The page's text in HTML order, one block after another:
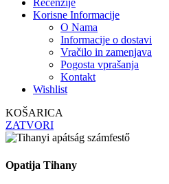
Recenzije
Korisne Informacije
O Nama
Informacije o dostavi
Vračilo in zamenjava
Pogosta vprašanja
Kontakt
Wishlist
KOŠARICA
ZATVORI
Opatija Tihany